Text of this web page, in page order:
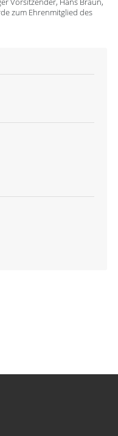
Vorsitzender, Hans Braun,
zum Ehrenmitglied des